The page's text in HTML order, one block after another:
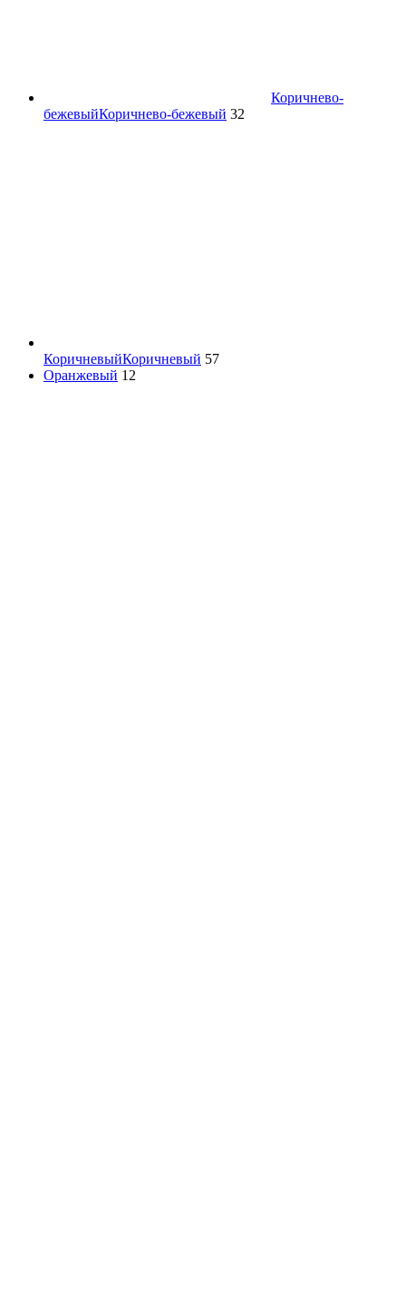
Коричнево-
бежевыйКоричнево-бежевый 32
КоричневыйКоричневый 57
Оранжевый 12